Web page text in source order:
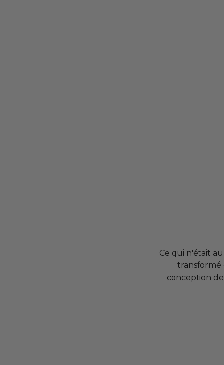
Ce qui n'était
transformé
conception